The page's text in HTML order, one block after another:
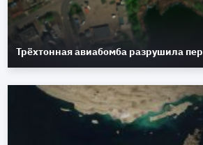
Трёхтонная авиабомба разрушила